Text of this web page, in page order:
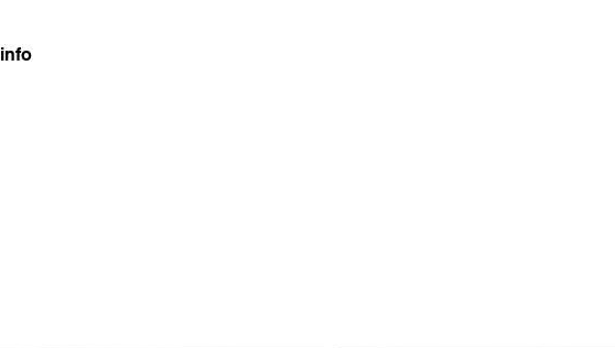
info